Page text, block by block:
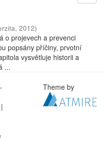
, 2012)
o projevech a prevenci
popsány příčiny, prvotní
vysvětluje historii a
...
|
Theme by